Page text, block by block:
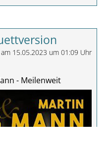
15.05.2023 um 01:09 Uhr
- Meilenweit